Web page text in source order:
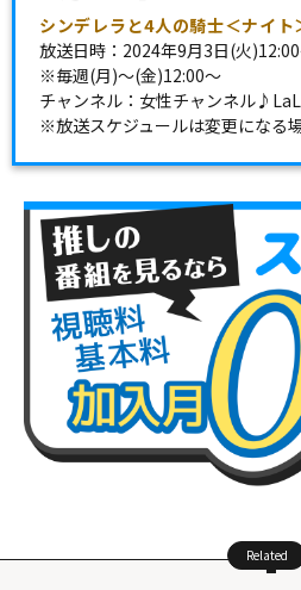
シンデレラと4人の騎士＜ナイト
放送日時：2024年9月3日(火
※毎週(月)～(金)12:00～
チャンネル：女性チャンネル
※放送スケジュールは変更になる
Related